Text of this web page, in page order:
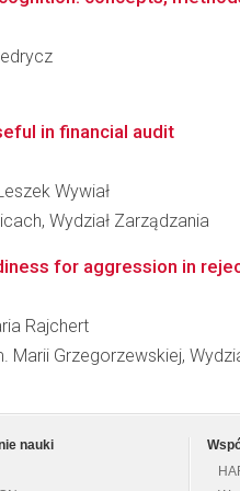
in financial audit
Wywiał
Wydział Zarządzania
for aggression in
Rajchert
Grzegorzewskiej,
nauki